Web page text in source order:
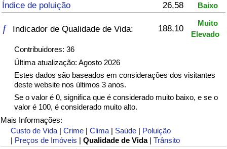
Índice de poluição 26,58 Baixo
ƒ Indicador de Qualidade de Vida: 188,10
Muito
Elevado
Contribuidores: 36
Última atualização: Agosto 2026
Estes dados são baseados em considerações dos visitantes
deste website nos últimos 3 anos.
Se o valor é 0, significa que é considerado muito baixo, e se o
valor é 100, é considerado muito alto.
Mais Informações:
Custo de Vida |Crime |Clima | Saúde | Poluição
| Preços de Imóveis |Qualidade de Vida |Trânsito
Indicador de Poluição (Atual)
Índice de poluição
Indicador de Poluição por País
Trânsito